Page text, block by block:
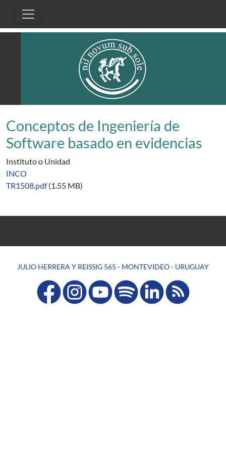
Conceptos de Ingeniería de
Software basado en evidencias
Instituto o Unidad
INCO
TR1508.pdf (1.55 MB)
JULIO HERRERA Y REISSIG 565 - MONTEVIDEO - URUGUAY